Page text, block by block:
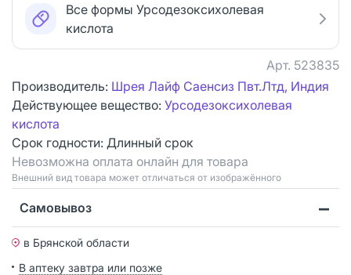
Все формы Урсодезоксихолевая
кислота
Арт. 523835
Производитель: Шрея Лайф Саенсиз Пвт.Лтд, Индия
Действующее вещество: Урсодезоксихолевая
кислота
Срок годности: Длинный срок
Невозможна оплата онлайн для товара
Bнешний вид товара может отличаться от изображённого
Самовывоз
в Брянской области
В аптеку завтра или позже